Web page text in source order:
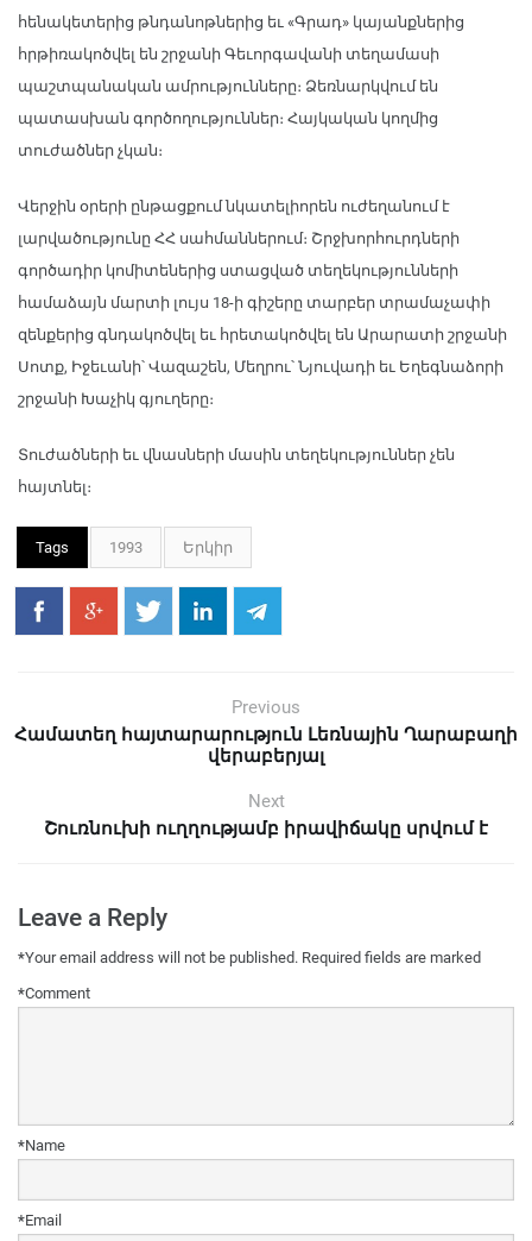
հենակետերից թնդանոթներից եւ «Գրադ» կայանքներից
հրթիռակոծվել են շրջանի Գեւորգավանի տեղամասի
պաշտպանական ամրությունները։ Ձեռնարկվում են
պատասխան գործողություններ։ Հայկական կողմից
տուժածներ չկան։
Վերջին օրերի ընթացքում նկատելիորեն ուժեղանում է
լարվածությունը ՀՀ սահմաններում։ Շրջխորհուրդների
գործադիր կոմիտեներից ստացված տեղեկությունների
համաձայն մարտի լույս 18-ի գիշերը տարբեր տրամաչափի
զենքերից գնդակոծվել եւ հրետակոծվել են Արարատի շրջանի
Սոտք, Իջեւանի՝ Վազաշեն, Մեղրու՝ Նյուվադի եւ Եղեգնաձորի
շրջանի Խաչիկ գյուղերը։
Տուժածների եւ վնասների մասին տեղեկություններ չեն
հայտնել։
Tags 1993 Երկիր
Previous
Համատեղ հայտարարություն Լեռնային Ղարաբաղի
վերաբերյալ
Next
Շուռնուխի ուղղությամբ իրավիճակը սրվում է
Leave a Reply
Your email address will not be published. Required fields are marked
*
Comment
*
Name
*
Email
*